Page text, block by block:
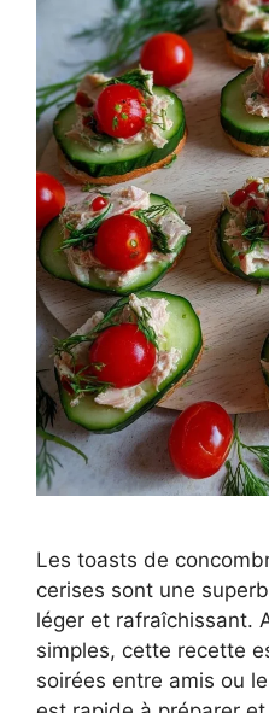
Les toasts de
cerises sont une
léger et rafraîchissant.
simples, cette recette
soirées entre amis ou